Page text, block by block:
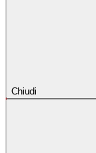
Chiudi